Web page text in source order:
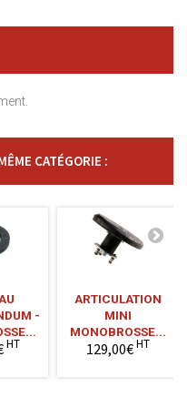
CATÉGORIE :
-
HT
ARTICULATION
MINI
MONOBROSSE...
129,00€HT